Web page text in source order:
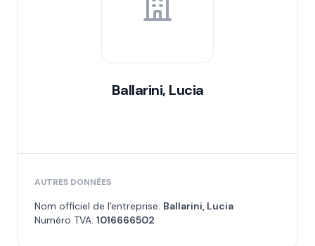
Ballarini, Lucia
AUTRES DONNÉES
Nom officiel de l'entreprise: Ballarini, Lucia
Numéro TVA: 1016666502